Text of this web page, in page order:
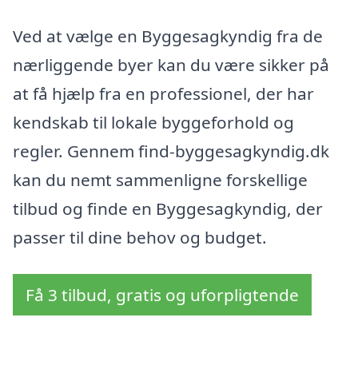
Ved at vælge en Byggesagkyndig fra de
nærliggende byer kan du være sikker på
at få hjælp fra en professionel, der har
kendskab til lokale byggeforhold og
regler. Gennem find-byggesagkyndig.dk
kan du nemt sammenligne forskellige
tilbud og finde en Byggesagkyndig, der
passer til dine behov og budget.
Få 3 tilbud, gratis og uforpligtende